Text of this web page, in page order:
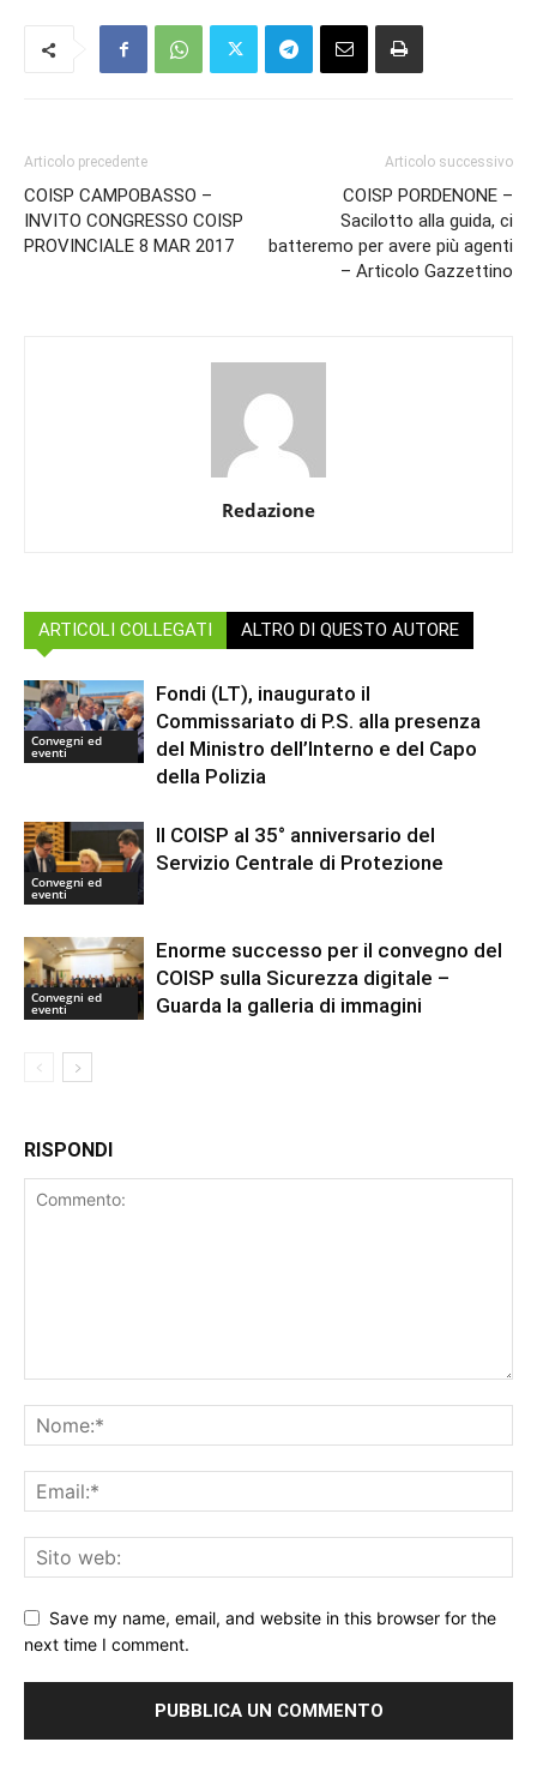
Articolo precedente
COISP CAMPOBASSO –
INVITO CONGRESSO COISP
PROVINCIALE 8 MAR 2017
Articolo successivo
COISP PORDENONE –
Sacilotto alla guida, ci
batteremo per avere più agenti
– Articolo Gazzettino
Redazione
ARTICOLI COLLEGATI ALTRO DI QUESTO AUTORE
Convegni ed
eventi
Fondi (LT), inaugurato il
Commissariato di P.S. alla presenza
del Ministro dell’Interno e del Capo
della Polizia
Convegni ed
eventi
Il COISP al 35° anniversario del
Servizio Centrale di Protezione
Convegni ed
eventi
Enorme successo per il convegno del
COISP sulla Sicurezza digitale –
Guarda la galleria di immagini
RISPONDI
Save my name, email, and website in this browser for the
next time I comment.